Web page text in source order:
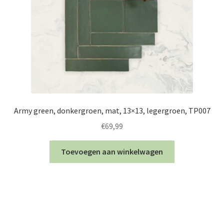
Army green, donkergroen, mat, 13×13, legergroen, TP007
€69,99
Toevoegen aan winkelwagen